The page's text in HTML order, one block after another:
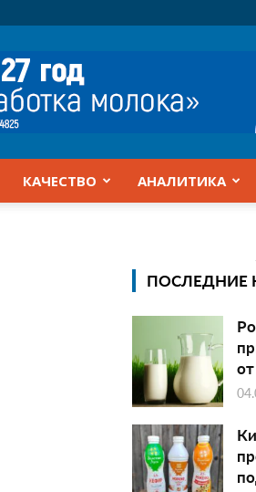
КАЧЕСТВО АНАЛИТИКА
ПОСЛЕДНИЕ